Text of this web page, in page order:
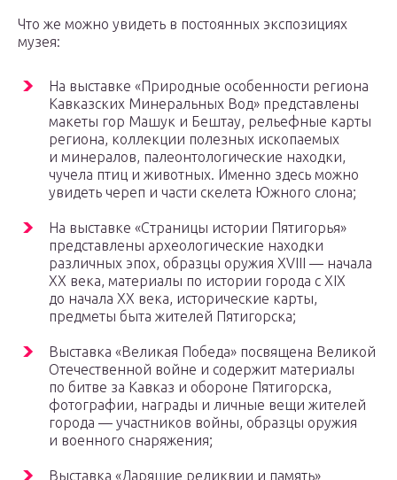
Что же можно увидеть в постоянных экспозициях
музея:
На выставке «Природные особенности региона
Кавказских Минеральных Вод» представлены
макеты гор Машук и Бештау, рельефные карты
региона, коллекции полезных ископаемых
и минералов, палеонтологические находки,
чучела птиц и животных. Именно здесь можно
увидеть череп и части скелета Южного слона;
На выставке «Страницы истории Пятигорья»
представлены археологические находки
различных эпох, образцы оружия XVIII — начала
XX века, материалы по истории города с XIX
до начала XX века, исторические карты,
предметы быта жителей Пятигорска;
Выставка «Великая Победа» посвящена Великой
Отечественной войне и содержит материалы
по битве за Кавказ и обороне Пятигорска,
фотографии, награды и личные вещи жителей
города — участников войны, образцы оружия
и военного снаряжения;
Выставка «Дарящие реликвии и память»